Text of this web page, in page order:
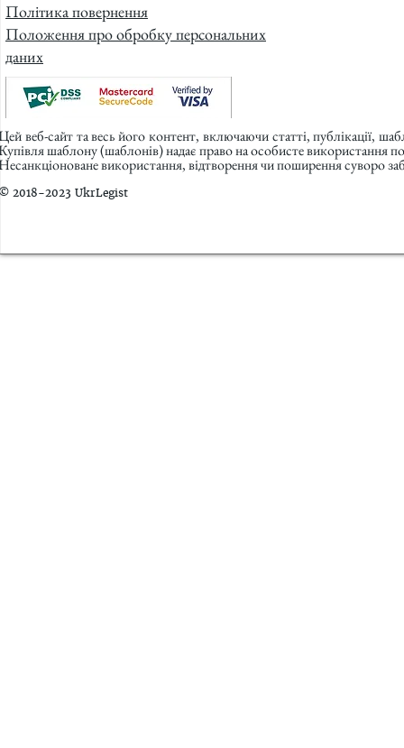
Політика повернення
Положення про обробку персональних
даних
веб-сайт та весь його контент, включаючи статті, публікації,
шаблону (шаблонів) надає право на особисте використання
використання, відтворення чи поширення суворо
2018-2023 UkrLegist